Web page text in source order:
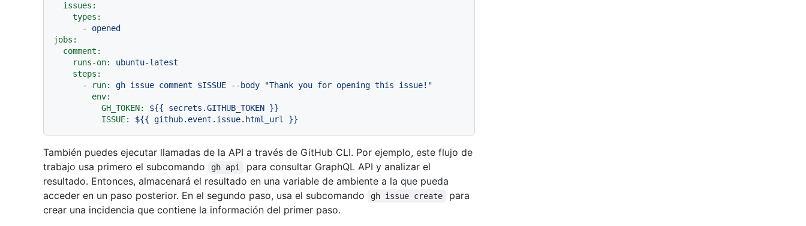
issues:
types:
-
opened
jobs:
comment:
runs-on:
ubuntu-latest
steps:
-
run: gh issue comment $ISSUE --body
"Thank you for opening this issue!"
env:
GH_TOKEN:
${{ secrets.GITHUB_TOKEN }}
ISSUE:
${{ github.event.issue.html_url }}
También puedes ejecutar llamadas de la API a través de GitHub CLI. Por ejemplo, este flujo de
trabajo usa primero el subcomando
gh api
para consultar GraphQL API y analizar el
resultado. Entonces, almacenará el resultado en una variable de ambiente a la que pueda
acceder en un paso posterior. En el segundo paso, usa el subcomando
gh issue create
para
crear una incidencia que contiene la información del primer paso.